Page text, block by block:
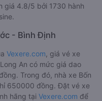
giá 4.8/5 bởi 1730 hành
- Bình Định
Vexere.com , giá vé xe
An có mức giá dao
Trong đó, nhà xe Bốn
650000 đồng. Đặt vé xe
hãng tại Vexere.com để